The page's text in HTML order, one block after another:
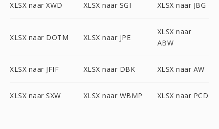
XLSX naar XWD XLSX naar SGI XLSX naar JBG
XLSX naar DOTM XLSX naar JPE
XLSX naar
ABW
XLSX naar JFIF XLSX naar DBK XLSX naar AW
XLSX naar SXW XLSX naar WBMP XLSX naar PCD